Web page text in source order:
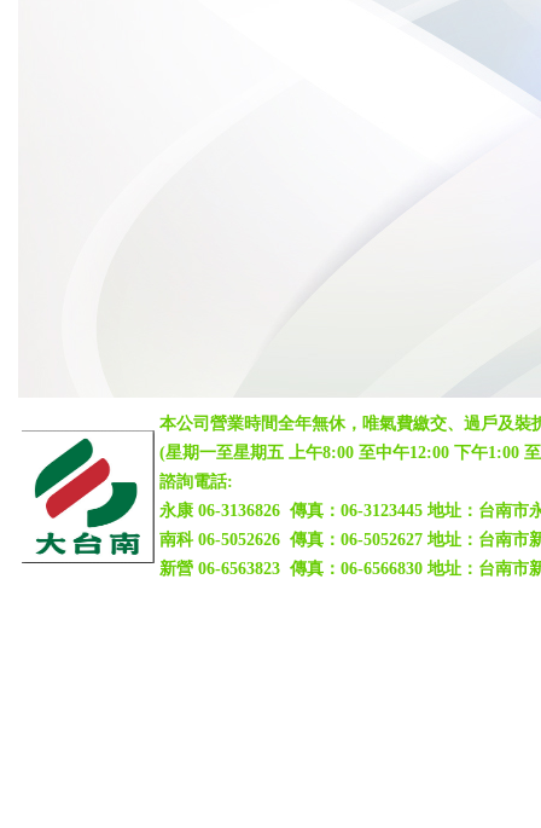
本公司營業時間全年無休，唯氣費繳交、過戶及裝
(星期一至星期五 上午8:00 至中午12:00 下午1:00
諮詢電話:
永康 06-3136826 傳真：06-3123445 地址：台南市
南科 06-5052626 傳真：06-5052627 地址：台南市
新營 06-6563823 傳真：06-6566830 地址：台南市